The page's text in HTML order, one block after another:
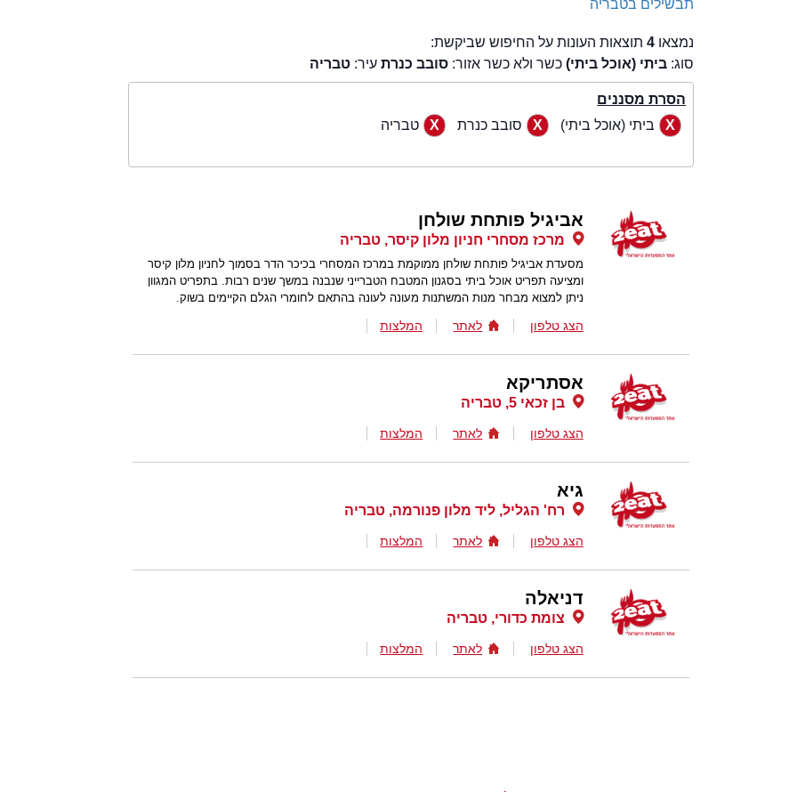
תבשילים בטבריה
נמצאו 4תוצאות העונות על החיפוש שביקשת:
סוג: ביתי (אוכל ביתי)כשר ולא כשר אזור: סובב כנרתעיר: טבריה
הסרת מסננים
ביתי (אוכל ביתי)
סובב כנרת טבריה
אביגיל פותחת שולחן
מרכז מסחרי חניון מלון קיסר, טבריה
מסעדת אביגיל פותחת שולחן ממוקמת במרכז המסחרי בכיכר הדר בסמוך לחניון מלון קיסר
ומציעה תפריט אוכל ביתי בסגנון המטבח הטברייני שנבנה במשך שנים רבות. בתפריט המגוון
ניתן למצוא מבחר מנות המשתנות מעונה לעונה בהתאם לחומרי הגלם הקיימים בשוק.
הצג טלפון לאתר המלצות
אסתריקא
בן זכאי 5, טבריה
הצג טלפון לאתר המלצות
גיא
רח' הגליל, ליד מלון פנורמה, טבריה
הצג טלפון לאתר המלצות
דניאלה
צומת כדורי, טבריה
הצג טלפון לאתר המלצות